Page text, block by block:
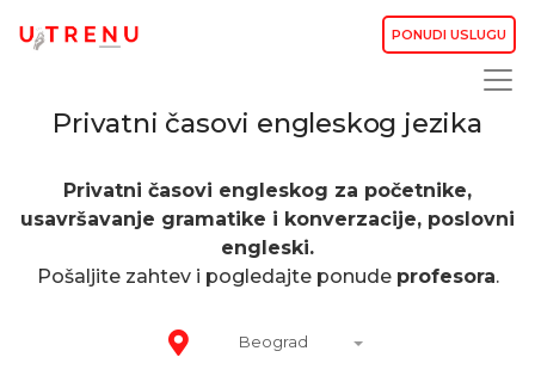
PONUDI USLUGU
Privatni časovi engleskog jezika
Privatni časovi engleskog za početnike,
usavršavanje gramatike i konverzacije, poslovni
engleski.
Pošaljite zahtev i pogledajte ponude profesora.
Beograd